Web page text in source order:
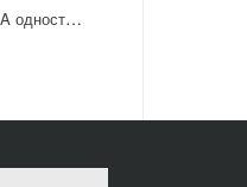
Окно пластиковое ПВХ VEKA одностворчатое 870x900 мм (ВхШ) правое поворотно-откидное однокамерный стеклопакет белый/белый